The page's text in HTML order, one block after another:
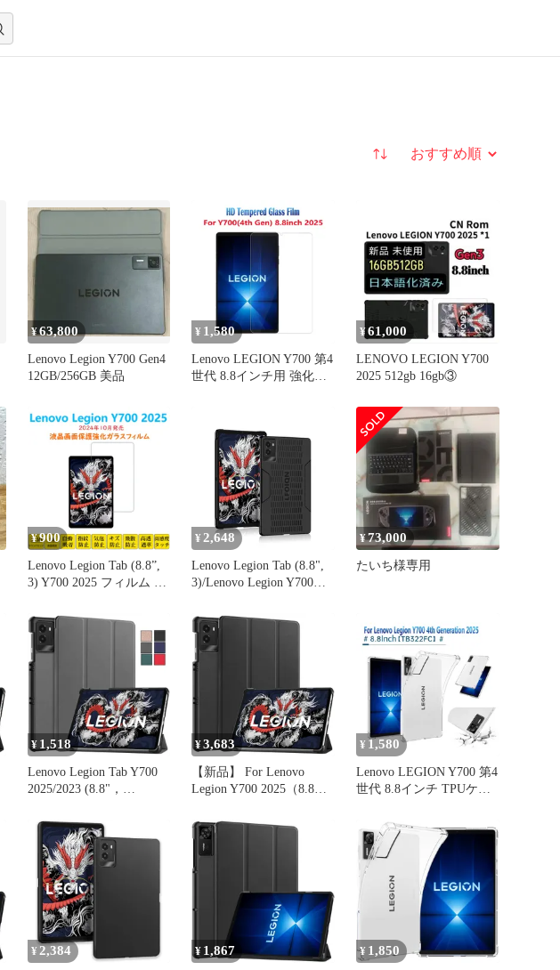
並び替え
¥63,800
Lenovo Legion Y700 Gen4
12GB/256GB 美品
¥ 1,580
Lenovo LEGION Y700 第4
世代 8.8インチ用 強化ガ
¥61,000
LENOVO LEGION Y700
2025 512gb 16gb③
¥900
Lenovo Legion Tab (8.8”,
3) Y700 2025 フィルム タ
ルム 液晶保護 自動吸着
指紋防止 レノボレギオン
画面 シートシール スク
リーンプロテクター 2.5D
付け簡単 貼り直し可能
¥ 2,648
Lenovo Legion Tab (8.8",
3)/Lenovo Legion Y700
護ケース タブレットケー
ス 2025年発売 クリア
YAJOJO 8.8インチ タブレ
ット 用 保護カバー PVC
¥73,000
たいち様専用
¥ 1,518
Lenovo Legion Tab Y700
2025/2023 (8.8"，
用 PU革 スマート カバー
ケース 三つ折り スタン
ド機能(ブラック、ネイビ
ー、グレー、ダークグリ
ーン、レッド、ローズゴ
ールド) 6色選択
¥3,683
【新品】 For Lenovo
Legion Y700 2025（8.8イ
三つ折りスタンド 高級
PU レザー 耐衝撃 傷つけ
防止 For Lenovo Legion
Y700 2025（8.8インチ）
カバー (ブラック)
¥ 1,580
Lenovo LEGION Y700 第4
世代 8.8インチ TPUケー
¥ 2,384 ¥ 1,867 ¥ 1,850